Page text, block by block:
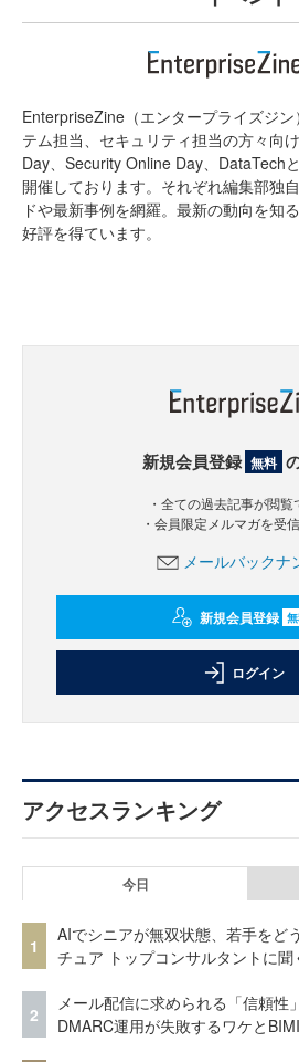
EnterpriseZine（エンタープライズジ
テム担当、セキュリティ担当の方々向
Day、Security Online Day、DataTech
開催しております。それぞれ編集部独
ドや最新事例を網羅。最新の動向を知
好評を得ています。
新規会員登録 無料
・全ての過去記事が閲覧
・会員限定メルマガを受
メールバックナ
新規会員登録
ログイン
アクセスランキング
今日
1
AIでシニアが無双状態、若手をど
チュア トップコンサルタントに聞
2
メール配信に求められる「信頼性
DMARC運用が失敗するワケと